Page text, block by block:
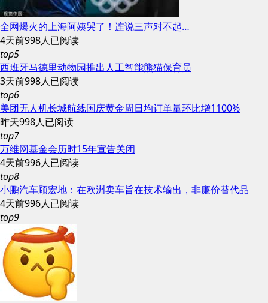
全网爆火的上海阿姨哭了！连说三声对不起…
4天前998人已阅读
top5
西班牙马德里动物园推出人工智能熊猫保育员
3天前998人已阅读
top6
美团无人机长城航线国庆黄金周日均订单量环比增1100%
昨天998人已阅读
top7
万维网基金会历时15年宣告关闭
4天前996人已阅读
top8
小鹏汽车顾宏地：在欧洲卖车旨在技术输出，非廉价替代品
4天前996人已阅读
top9